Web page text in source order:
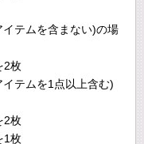
テムを含まない)の場
2枚
テムを1点以上含む)
2枚
1枚